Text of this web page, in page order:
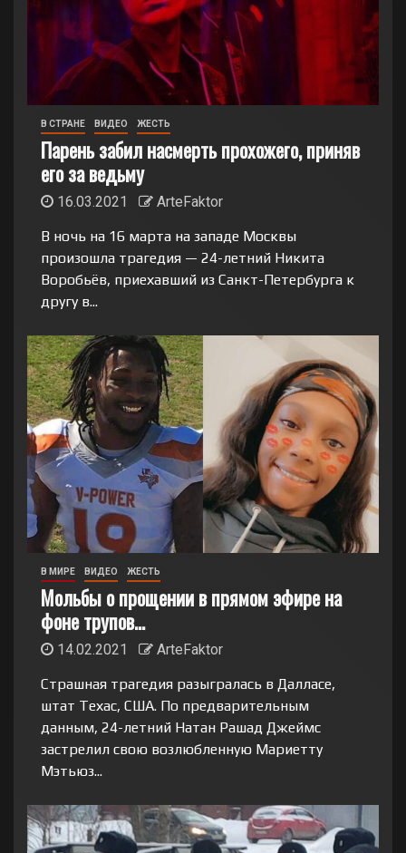
В СТРАНЕ ВИДЕО ЖЕСТЬ
Парень забил насмерть прохожего, приняв
его за ведьму
16.03.2021
ArteFaktor
В ночь на 16 марта на западе Москвы
произошла трагедия — 24-летний Никита
Воробьёв, приехавший из Санкт-Петербурга к
другу в...
В МИРЕ ВИДЕО ЖЕСТЬ
Мольбы о прощении в прямом эфире на
фоне трупов…
14.02.2021
ArteFaktor
Страшная трагедия разыгралась в Далласе,
штат Техас, США. По предварительным
данным, 24-летний Натан Рашад Джеймс
застрелил свою возлюбленную Мариетту
Мэтьюз...